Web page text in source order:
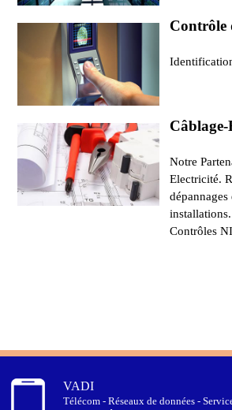
Contrôle
Notre
Electricité.
installations.
Contrôles
VADI
Télécom - Réseaux de données -